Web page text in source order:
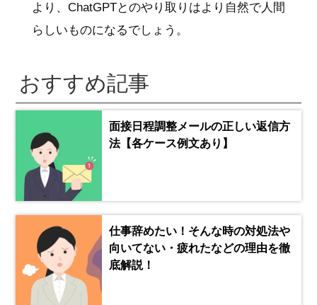
より、ChatGPTとのやり取りはより自然で人間
らしいものになるでしょう。
おすすめ記事
面接日程調整メールの正しい返信方
法【各ケース例文あり】
仕事辞めたい！そんな時の対処法や
向いてない・疲れたなどの理由を徹
底解説！